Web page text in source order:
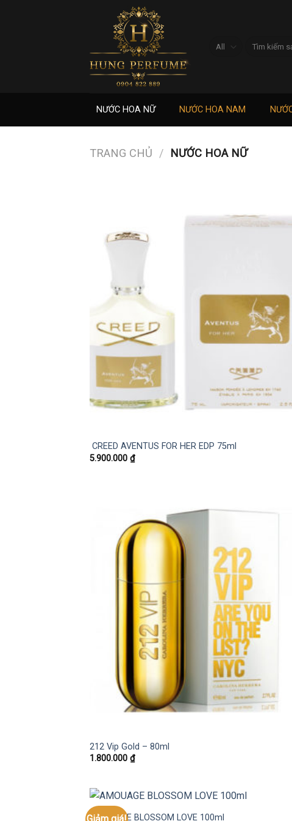
NƯỚC HOA NỮ NƯỚC HOA NAM
TRANG CHỦ / NƯỚC HOA NỮ
CREED AVENTUS FOR HER EDP 75ml
5.900.000 ₫
212 Vip Gold – 80ml
1.800.000 ₫
AMOUAGE BLOSSOM LOVE 100ml